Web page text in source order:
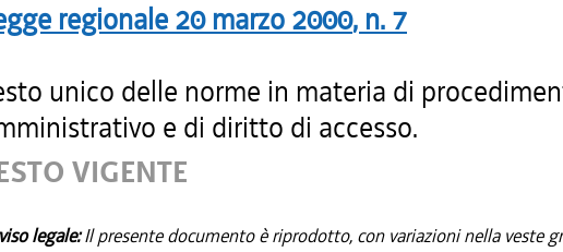
regionale 20 marzo 2000, n. 7
unico delle norme in materia di
e di diritto di accesso.
VIGENTE
legale:Il presente documento è riprodotto, con variazioni nella veste